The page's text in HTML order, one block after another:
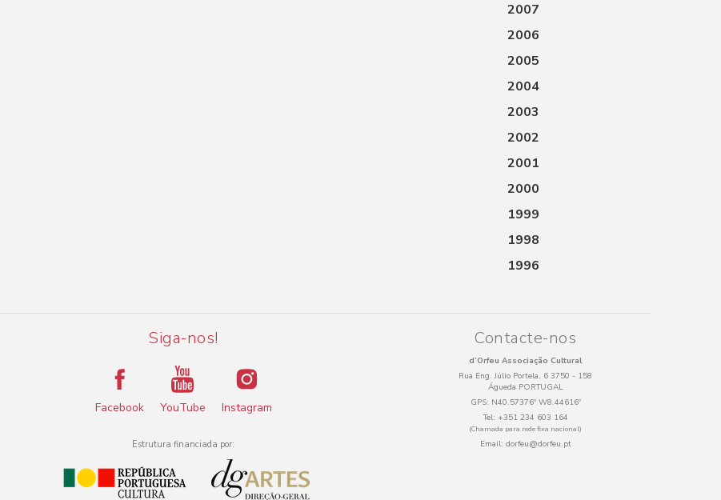
2007
2006
2005
2004
2003
2002
2001
2000
1999
1998
1996
Siga-nos!
Facebook YouTube Instagram
Estrutura financiada por:
Contacte-nos
d’Orfeu Associação Cultural
Rua Eng. Júlio Portela, 6 3750 - 158
Águeda PORTUGAL
GPS: N40.57376º W8.44616º
Tel: +351 234 603 164
(Chamada para rede fixa nacional)
Email: dorfeu@dorfeu.pt